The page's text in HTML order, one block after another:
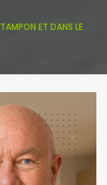
ET DANS LE